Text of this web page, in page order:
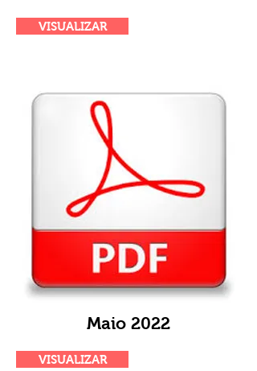
VISUALIZAR
Maio 2022
VISUALIZAR